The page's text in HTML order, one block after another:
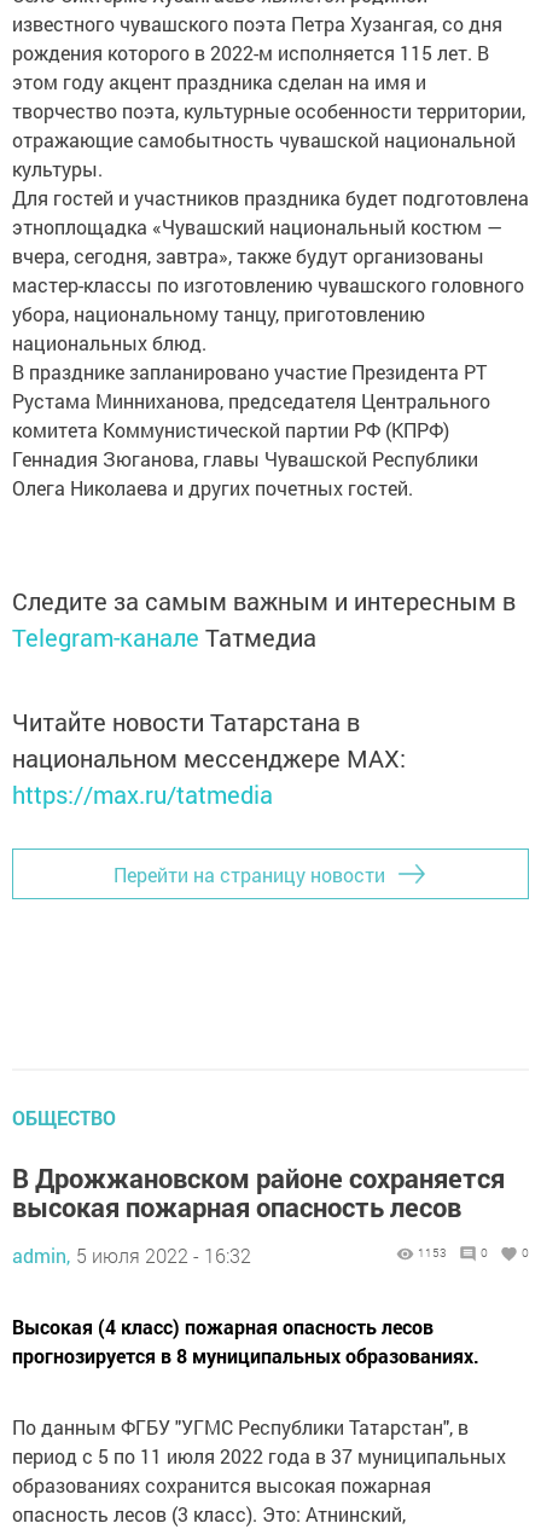
известного чувашского поэта Петра Хузангая, со дня
рождения которого в 2022-м исполняется 115 лет. В
этом году акцент праздника сделан на имя и
творчество поэта, культурные особенности территории,
отражающие самобытность чувашской национальной
культуры.
Для гостей и участников праздника будет подготовлена
этноплощадка «Чувашский национальный костюм —
вчера, сегодня, завтра», также будут организованы
мастер-классы по изготовлению чувашского головного
убора, национальному танцу, приготовлению
национальных блюд.
В празднике запланировано участие Президента РТ
Рустама Минниханова, председателя Центрального
комитета Коммунистической партии РФ (КПРФ)
Геннадия Зюганова, главы Чувашской Республики
Олега Николаева и других почетных гостей.
Следите за самым важным и интересным в
Telegram-канале Татмедиа
Читайте новости Татарстана в
национальном мессенджере MАХ:
https://max.ru/tatmedia
Перейти на страницу новости
ОБЩЕСТВО
В Дрожжановском районе сохраняется
высокая пожарная опасность лесов
admin, 5 июля 2022 - 16:32 1153 0 0
Высокая (4 класс) пожарная опасность лесов
прогнозируется в 8 муниципальных образованиях.
По данным ФГБУ "УГМС Республики Татарстан", в
период с 5 по 11 июля 2022 года в 37 муниципальных
образованиях сохранится высокая пожарная
опасность лесов (3 класс). Это: Атнинский,